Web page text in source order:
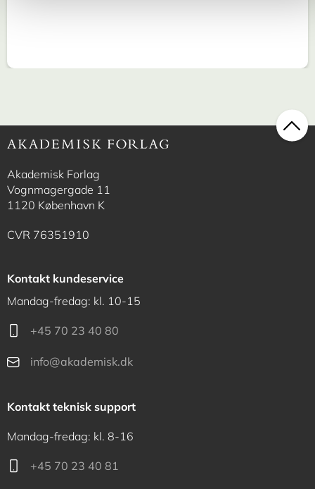
Akademisk Forlag
Vognmagergade 11
1120 København K
CVR 76351910
Kontakt kundeservice
Mandag-fredag: kl. 10-15
+45 70 23 40 80
info@akademisk.dk
Kontakt teknisk support
Mandag-fredag: kl. 8-16
+45 70 23 40 81